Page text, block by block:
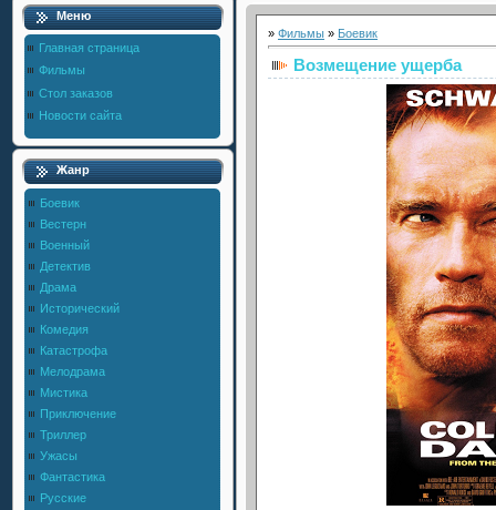
Меню
Главная страница
Фильмы
Стол заказов
Новости сайта
Жанр
Боевик
Вестерн
Военный
Детектив
Драма
Исторический
Комедия
Катастрофа
Мелодрама
Мистика
Приключение
Триллер
Ужасы
Фантастика
Русские
» Фильмы » Боевик
Возмещение ущерба